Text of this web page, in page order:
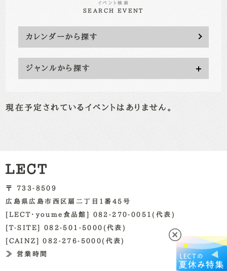
イベント検索
SEARCH EVENT
カレンダーから探す
ジャンルから探す
現在予定されているイベントはありません。
〒 733-8509
広島県広島市西区扇二丁目1番45号
[LECT・youme食品館] 082-270-0051(代表)
[T-SITE] 082-501-5000(代表)
[CAINZ] 082-276-5000(代表)
≫ 営業時間